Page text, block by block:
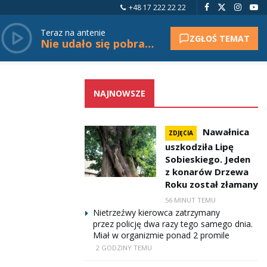
+48 17 222 22 22
Teraz na antenie
Nie udało się pobrać tytułu. ZGŁOŚ TEMAT
NAJNOWSZE
ZDJĘCIA
Nawałnica
uszkodziła Lipę
Sobieskiego. Jeden
z konarów Drzewa
Roku został złamany
56 MINUT TEMU
Nietrzeźwy kierowca zatrzymany
przez policję dwa razy tego samego dnia.
Miał w organizmie ponad 2 promile
2 GODZINY TEMU